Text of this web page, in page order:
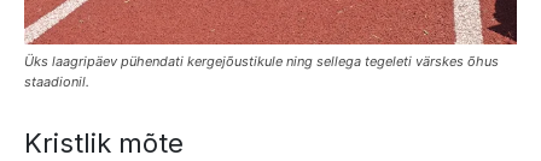
Üks laagripäev pühendati kergejõustikule ning sellega tegeleti värskes õhus
staadionil.
Kristlik mõte